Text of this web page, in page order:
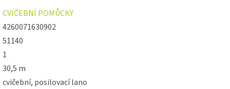
STŘÍBRO,
ZLATO, ZINEK
CVIČEBNÍ POMŮCKY
4260071630902
51140
1
30,5 m
cvičební, posilovací lano